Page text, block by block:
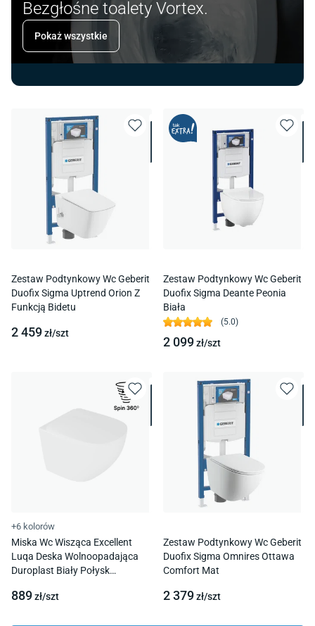
Bezgłośne toalety Vortex.
Pokaż wszystkie
Zestaw Podtynkowy Wc Geberit
Duofix Sigma Uptrend Orion Z
Funkcją Bidetu
2 459zł/szt
Zestaw Podtynkowy Wc Geberit
Duofix Sigma Deante Peonia
Biała
(5.0)
2 099zł/szt
+6 kolorów
Miska Wc Wisząca Excellent
Luqa Deska Wolnoopadająca
Duroplast Biały Połysk
889zł/szt
Zestaw Podtynkowy Wc Geberit
Duofix Sigma Omnires Ottawa
Comfort Mat
2 379zł/szt